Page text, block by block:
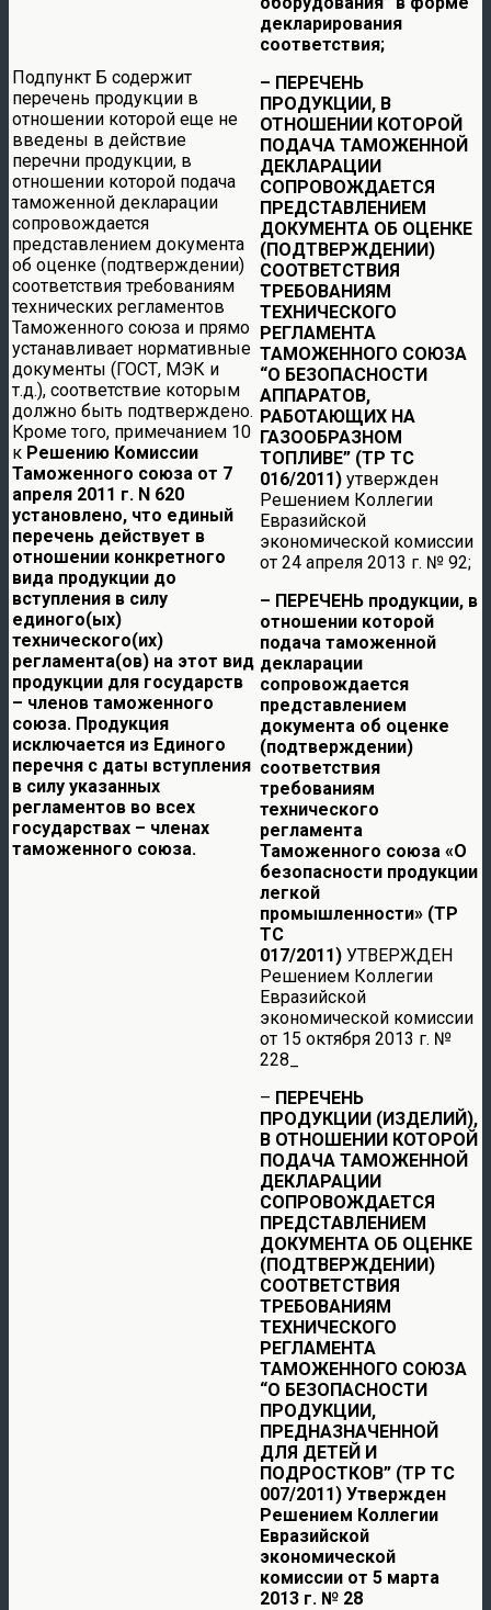
Подпункт Б содержит
перечень продукции в
отношении которой еще не
введены в действие
перечни продукции, в
отношении которой подача
таможенной декларации
сопровождается
представлением документа
об оценке (подтверждении)
соответствия требованиям
технических регламентов
Таможенного союза и прямо
устанавливает нормативные
документы (ГОСТ, МЭК и
т.д.), соответствие которым
должно быть подтверждено.
Кроме того, примечанием 10
к Решению Комиссии
Таможенного союза от 7
апреля 2011 г. N 620
установлено, что единый
перечень действует в
отношении конкретного
вида продукции до
вступления в силу
единого(ых)
технического(их)
регламента(ов) на этот вид
продукции для государств
– членов таможенного
союза. Продукция
исключается из Единого
перечня с даты вступления
в силу указанных
регламентов во всех
государствах – членах
таможенного союза.
декларирования
соответствия;
– ПЕРЕЧЕНЬ
ПРОДУКЦИИ, В
ОТНОШЕНИИ КОТОРОЙ
ПОДАЧА ТАМОЖЕННОЙ
ДЕКЛАРАЦИИ
СОПРОВОЖДАЕТСЯ
ПРЕДСТАВЛЕНИЕМ
ДОКУМЕНТА ОБ ОЦЕНКЕ
(ПОДТВЕРЖДЕНИИ)
СООТВЕТСТВИЯ
ТРЕБОВАНИЯМ
ТЕХНИЧЕСКОГО
РЕГЛАМЕНТА
ТАМОЖЕННОГО СОЮЗА
“О БЕЗОПАСНОСТИ
АППАРАТОВ,
РАБОТАЮЩИХ НА
ГАЗООБРАЗНОМ
ТОПЛИВЕ” (ТР ТС
016/2011) утвержден
Решением Коллегии
Евразийской
экономической комиссии
от 24 апреля 2013 г. № 92;
– ПЕРЕЧЕНЬ продукции, в
отношении которой
подача таможенной
декларации
сопровождается
представлением
документа об оценке
(подтверждении)
соответствия
требованиям
технического
регламента
Таможенного союза «О
безопасности продукции
легкой
промышленности» (ТР
ТС
017/2011) УТВЕРЖДЕН
Решением Коллегии
Евразийской
экономической комиссии
от 15 октября 2013 г. №
228_
– ПЕРЕЧЕНЬ
ПРОДУКЦИИ (ИЗДЕЛИЙ),
В ОТНОШЕНИИ КОТОРОЙ
ПОДАЧА ТАМОЖЕННОЙ
ДЕКЛАРАЦИИ
СОПРОВОЖДАЕТСЯ
ПРЕДСТАВЛЕНИЕМ
ДОКУМЕНТА ОБ ОЦЕНКЕ
(ПОДТВЕРЖДЕНИИ)
СООТВЕТСТВИЯ
ТРЕБОВАНИЯМ
ТЕХНИЧЕСКОГО
РЕГЛАМЕНТА
ТАМОЖЕННОГО СОЮЗА
“О БЕЗОПАСНОСТИ
ПРОДУКЦИИ,
ПРЕДНАЗНАЧЕННОЙ
ДЛЯ ДЕТЕЙ И
ПОДРОСТКОВ” (ТР ТС
007/2011) Утвержден
Решением Коллегии
Евразийской
экономической
комиссии от 5 марта
2013 г. № 28